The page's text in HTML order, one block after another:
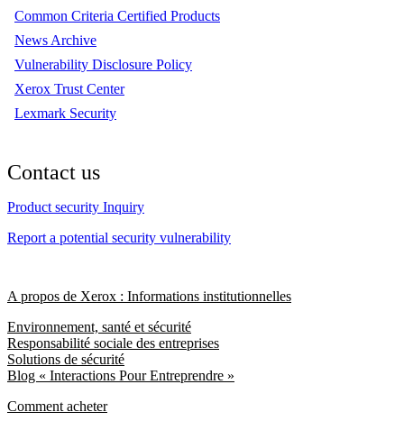
Common Criteria Certified Products
News Archive
Vulnerability Disclosure Policy
Xerox Trust Center
Lexmark Security
Contact us
Product security Inquiry
Report a potential security vulnerability
A propos de Xerox : Informations institutionnelles
Environnement, santé et sécurité
Responsabilité sociale des entreprises
Solutions de sécurité
Blog « Interactions Pour Entreprendre »
Comment acheter